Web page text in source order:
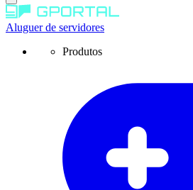
Aluguer de servidores
Produtos